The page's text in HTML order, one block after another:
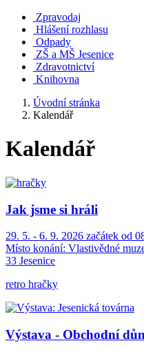
Zpravodaj
Hlášení rozhlasu
Odpady
ZŠ a MŠ Jesenice
Zdravotnictví
Knihovna
Úvodní stránka
Kalendář
Kalendář
Jak jsme si hráli
29. 5. - 6. 9. 2026 začátek od
Místo konání: Vlastivědné
33 Jesenice
retro hračky
Výstava - Obchodní